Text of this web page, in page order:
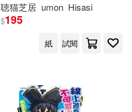
聴猫芝居 umon Hisasi
$195
紙 試閱